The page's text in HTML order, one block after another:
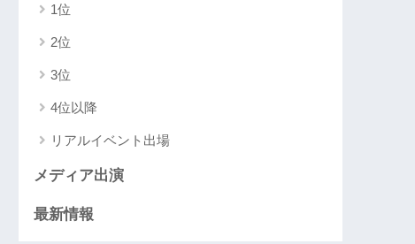
1位
2位
3位
4位以降
リアルイベント出場
メディア出演
最新情報